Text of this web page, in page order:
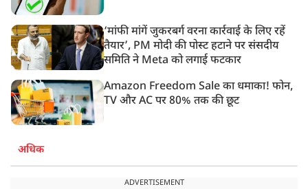
‘मांफी मांगें जुकरबर्ग वरना कार्रवाई के लिए रहें
तैयार’, PM मोदी की पोस्ट हटाने पर संसदीय
समिति ने Meta को लगाई फटकार
Amazon Freedom Sale का धमाका! फोन,
TV और AC पर 80% तक की छूट
अधिक
ADVERTISEMENT